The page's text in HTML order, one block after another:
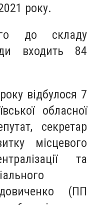
року.
до складу
входить 84
відбулося 7
обласної
секретар
місцевого
та
(ПП